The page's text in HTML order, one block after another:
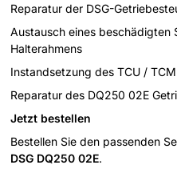
Reparatur der DSG-
Austausch eines beschädigten
Halterahmens
Instandsetzung des TCU /
Reparatur des DQ250 02E
Jetzt bestellen
Bestellen Sie den passenden
DSG DQ250 02E.